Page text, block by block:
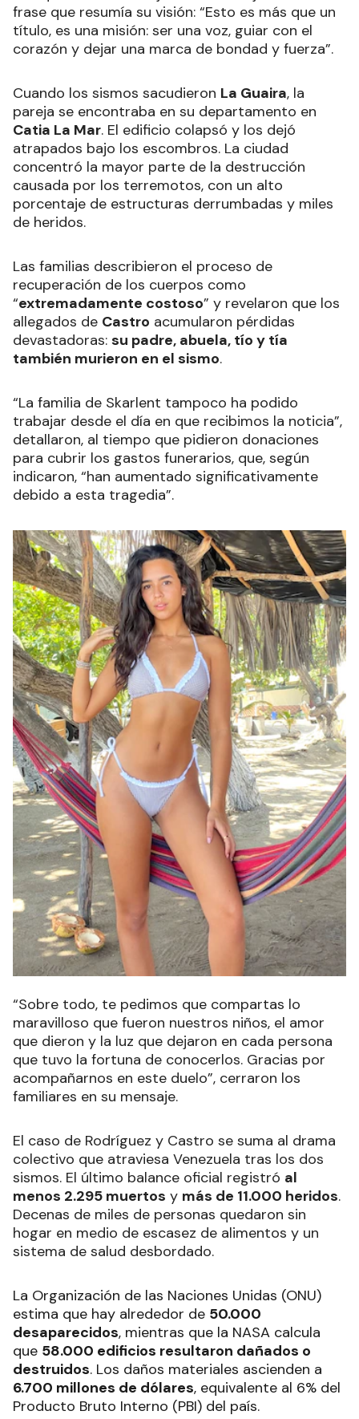
frase que resumía su visión: “Esto es más que un
título, es una misión: ser una voz, guiar con el
corazón y dejar una marca de bondad y fuerza”.
Cuando los sismos sacudieron La Guaira, la
pareja se encontraba en su departamento en
Catia La Mar. El edificio colapsó y los dejó
atrapados bajo los escombros. La ciudad
concentró la mayor parte de la destrucción
causada por los terremotos, con un alto
porcentaje de estructuras derrumbadas y miles
de heridos.
Las familias describieron el proceso de
recuperación de los cuerpos como
“extremadamente costoso” y revelaron que los
allegados de Castro acumularon pérdidas
devastadoras: su padre, abuela, tío y tía
también murieron en el sismo.
“La familia de Skarlent tampoco ha podido
trabajar desde el día en que recibimos la noticia”,
detallaron, al tiempo que pidieron donaciones
para cubrir los gastos funerarios, que, según
indicaron, “han aumentado significativamente
debido a esta tragedia”.
“Sobre todo, te pedimos que compartas lo
maravilloso que fueron nuestros niños, el amor
que dieron y la luz que dejaron en cada persona
que tuvo la fortuna de conocerlos. Gracias por
acompañarnos en este duelo”, cerraron los
familiares en su mensaje.
El caso de Rodríguez y Castro se suma al drama
colectivo que atraviesa Venezuela tras los dos
sismos. El último balance oficial registró al
menos 2.295 muertos y más de 11.000 heridos.
Decenas de miles de personas quedaron sin
hogar en medio de escasez de alimentos y un
sistema de salud desbordado.
La Organización de las Naciones Unidas (ONU)
estima que hay alrededor de 50.000
desaparecidos, mientras que la NASA calcula
que 58.000 edificios resultaron dañados o
destruidos. Los daños materiales ascienden a
6.700 millones de dólares, equivalente al 6% del
Producto Bruto Interno (PBI) del país.